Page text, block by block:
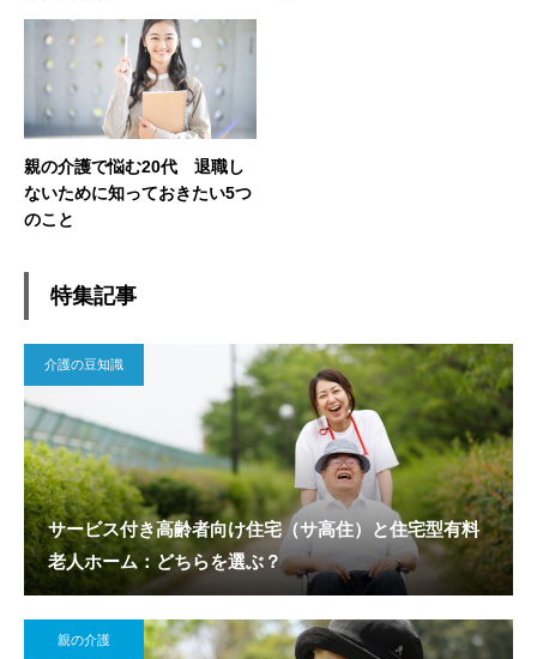
親の介護で悩む20代 退職し
ないために知っておきたい5つ
のこと
特集記事
介護の豆知識
サービス付き高齢者向け住宅（サ高住）と住宅型有料
老人ホーム：どちらを選ぶ？
親の介護